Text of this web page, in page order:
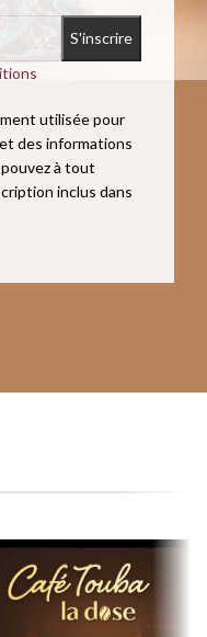
utilisée pour
des informations
à tout
inclus dans